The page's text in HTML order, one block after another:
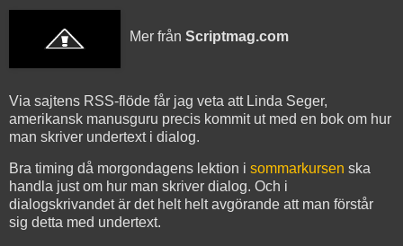
Mer från Scriptmag.com
Via sajtens RSS-flöde får jag veta att Linda Seger,
amerikansk manusguru precis kommit ut med en bok om hur
man skriver undertext i dialog.
Bra timing då morgondagens lektion i sommarkursen ska
handla just om hur man skriver dialog. Och i
dialogskrivandet är det helt helt avgörande att man förstår
sig detta med undertext.